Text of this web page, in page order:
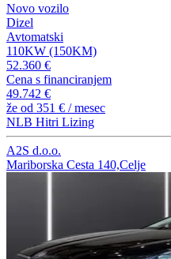
Novo vozilo
Dizel
Avtomatski
110KW (150KM)
52.360 €
Cena s financiranjem
49.742 €
že od 351 € / mesec
NLB Hitri Lizing
A2S d.o.o.
Mariborska Cesta 140,Celje